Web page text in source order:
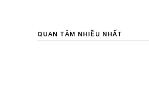
QUAN TÂM NHIỀU NHẤT